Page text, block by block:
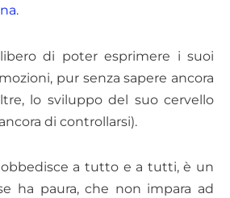
.
di poter esprimere i suoi
pur senza sapere ancora
lo sviluppo del suo cervello
di controllarsi).
a tutto e a tutti, è un
ha paura, che non impara ad